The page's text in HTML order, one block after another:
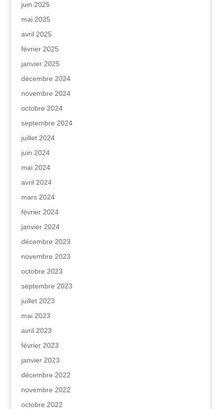
juin 2025
mai 2025
avril 2025
février 2025
janvier 2025
décembre 2024
novembre 2024
octobre 2024
septembre 2024
juillet 2024
juin 2024
mai 2024
avril 2024
mars 2024
février 2024
janvier 2024
décembre 2023
novembre 2023
octobre 2023
septembre 2023
juillet 2023
mai 2023
avril 2023
février 2023
janvier 2023
décembre 2022
novembre 2022
octobre 2022